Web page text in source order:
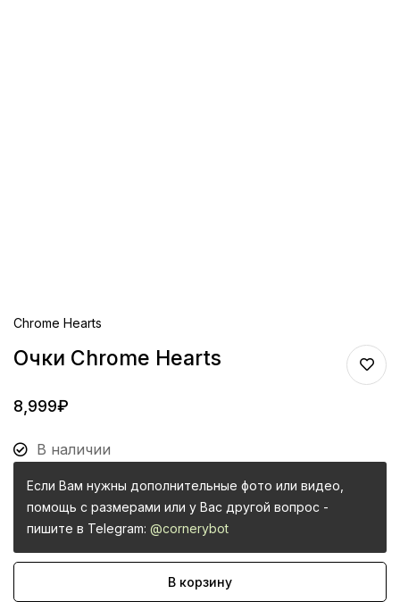
Chrome Hearts
Очки Chrome Hearts
8,999₽
В наличии
Если Вам нужны дополнительные фото или видео,
помощь с размерами или у Вас другой вопрос -
пишите в Telegram: @cornerybot
В корзину